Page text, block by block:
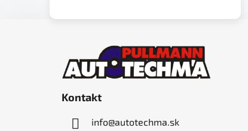
Kontakt
info@autotechma.sk